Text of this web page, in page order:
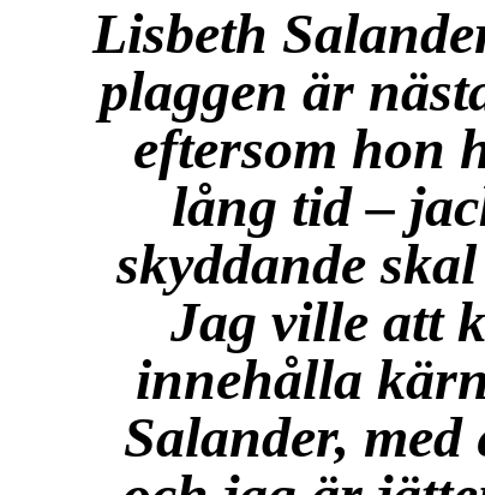
Lisbeth
plaggen är
eftersom hon
lång tid –
skyddande
Jag ville att
innehålla
Salander, med